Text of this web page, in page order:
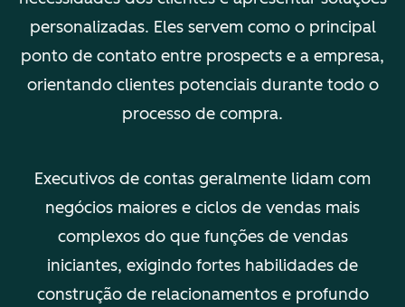
personalizadas. Eles servem como o principal
ponto de contato entre prospects e a empresa,
orientando clientes potenciais durante todo o
processo de compra.
Executivos de contas geralmente lidam com
negócios maiores e ciclos de vendas mais
complexos do que funções de vendas
iniciantes, exigindo fortes habilidades de
construção de relacionamentos e profundo